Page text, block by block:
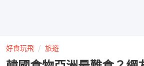
好食玩飛 旅遊